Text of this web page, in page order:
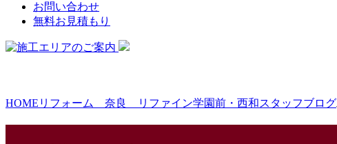
お問い合わせ
無料お見積もり
HOME リフォーム 奈良 リファイン学園前・西和スタッフブログ